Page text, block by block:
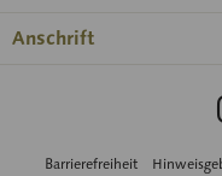
Anschrift
Barrierefreiheit